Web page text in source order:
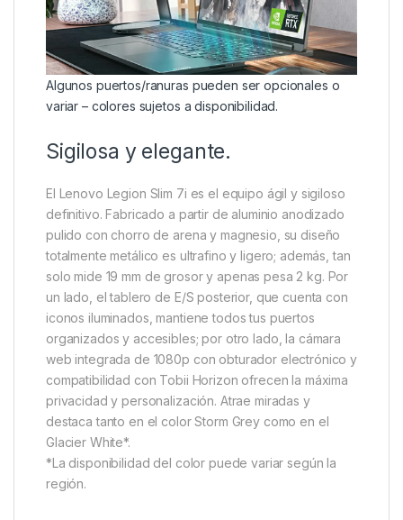
Algunos puertos/ranuras pueden ser opcionales o
variar – colores sujetos a disponibilidad.
Sigilosa y elegante.
El Lenovo Legion Slim 7i es el equipo ágil y sigiloso
definitivo. Fabricado a partir de aluminio anodizado
pulido con chorro de arena y magnesio, su diseño
totalmente metálico es ultrafino y ligero; además, tan
solo mide 19 mm de grosor y apenas pesa 2 kg. Por
un lado, el tablero de E/S posterior, que cuenta con
iconos iluminados, mantiene todos tus puertos
organizados y accesibles; por otro lado, la cámara
web integrada de 1080p con obturador electrónico y
compatibilidad con Tobii Horizon ofrecen la máxima
privacidad y personalización. Atrae miradas y
destaca tanto en el color Storm Grey como en el
Glacier White*.
*La disponibilidad del color puede variar según la
región.